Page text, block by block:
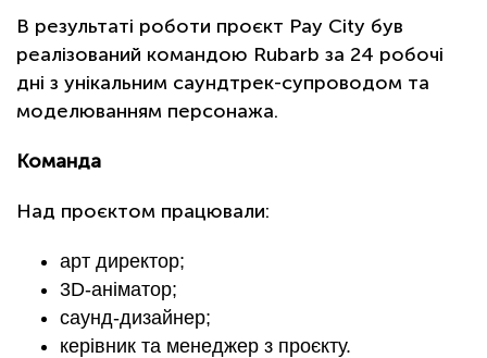
В результаті роботи проєкт Pay City був
реалізований командою Rubarb за 24 робочі
дні з унікальним саундтрек-супроводом та
моделюванням персонажа.
Команда
Над проєктом працювали:
арт директор;
3D-аніматор;
cаунд-дизайнер;
керівник та менеджер з проєкту.